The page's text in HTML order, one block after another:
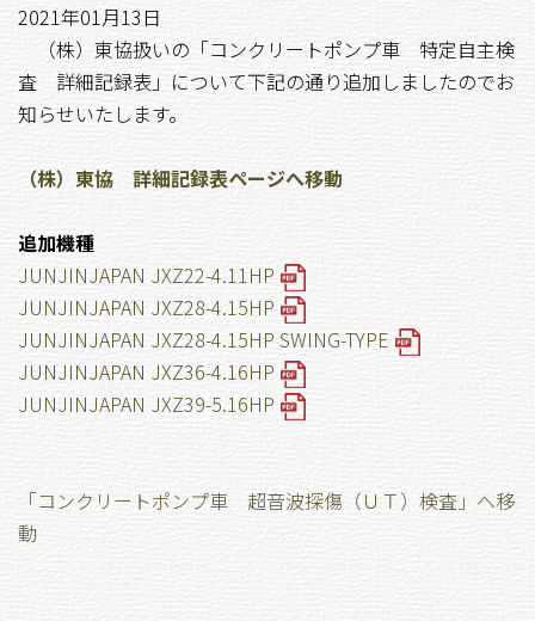
2021年01月13日
（株）東協扱いの「コンクリートポンプ車 特定自主検
査 詳細記録表」について下記の通り追加しましたのでお
知らせいたします。
（株）東協 詳細記録表ページへ移動
追加機種
JUNJINJAPAN JXZ22-4.11HP
JUNJINJAPAN JXZ28-4.15HP
JUNJINJAPAN JXZ28-4.15HP SWING-TYPE
JUNJINJAPAN JXZ36-4.16HP
JUNJINJAPAN JXZ39-5.16HP
「コンクリートポンプ車 超音波探傷（ＵＴ）検査」へ移
動